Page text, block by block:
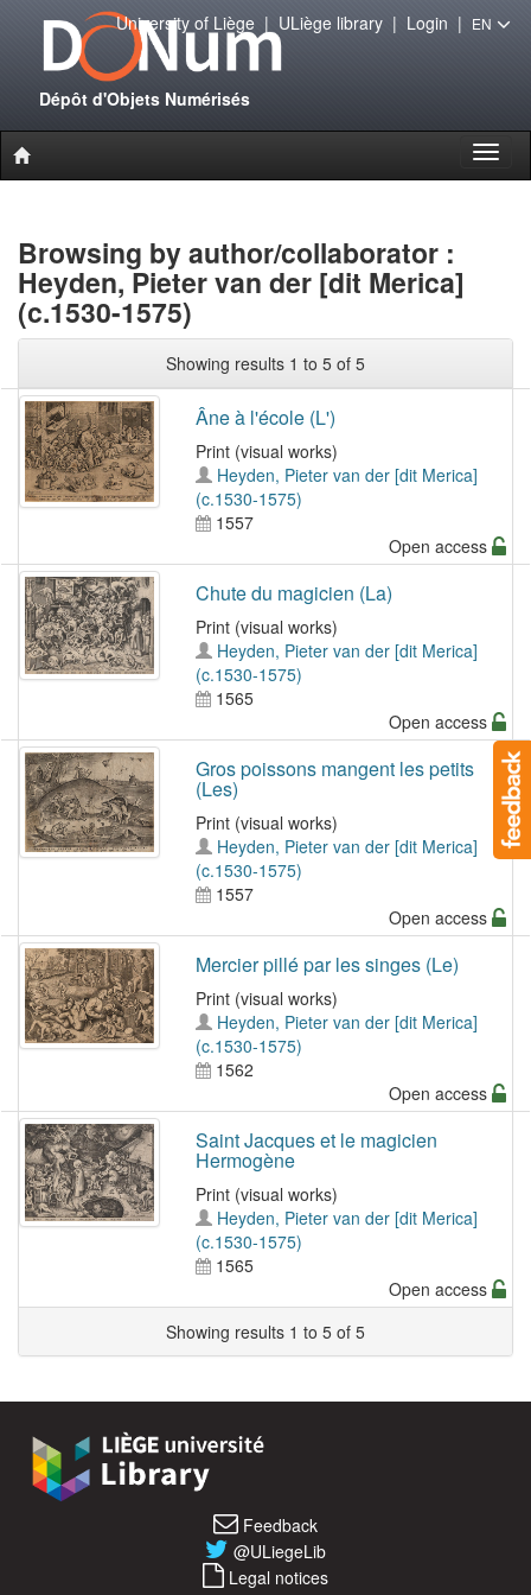
Dépôt d'Objets Numérisés
University of Liège| ULiège library| Login | EN
Browsing by author/collaborator :
Heyden, Pieter van der [dit Merica]
(c.1530-1575)
Showing results 1 to 5 of 5
Âne à l'école (L')
Print (visual works)
Heyden, Pieter van der [dit Merica]
(c.1530-1575)
1557
Open access
Chute du magicien (La)
Print (visual works)
Heyden, Pieter van der [dit Merica]
(c.1530-1575)
1565
Open access
Gros poissons mangent les petits
(Les)
Print (visual works)
Heyden, Pieter van der [dit Merica]
(c.1530-1575)
1557
Open access
Mercier pillé par les singes (Le)
Print (visual works)
Heyden, Pieter van der [dit Merica]
(c.1530-1575)
1562
Open access
Saint Jacques et le magicien
Hermogène
Print (visual works)
Heyden, Pieter van der [dit Merica]
(c.1530-1575)
1565
Open access
Showing results 1 to 5 of 5
Feedback
@ULiegeLib
Legal notices